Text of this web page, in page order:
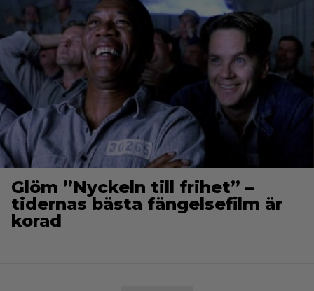
Glöm ”Nyckeln till frihet” –
tidernas bästa fängelsefilm är
korad